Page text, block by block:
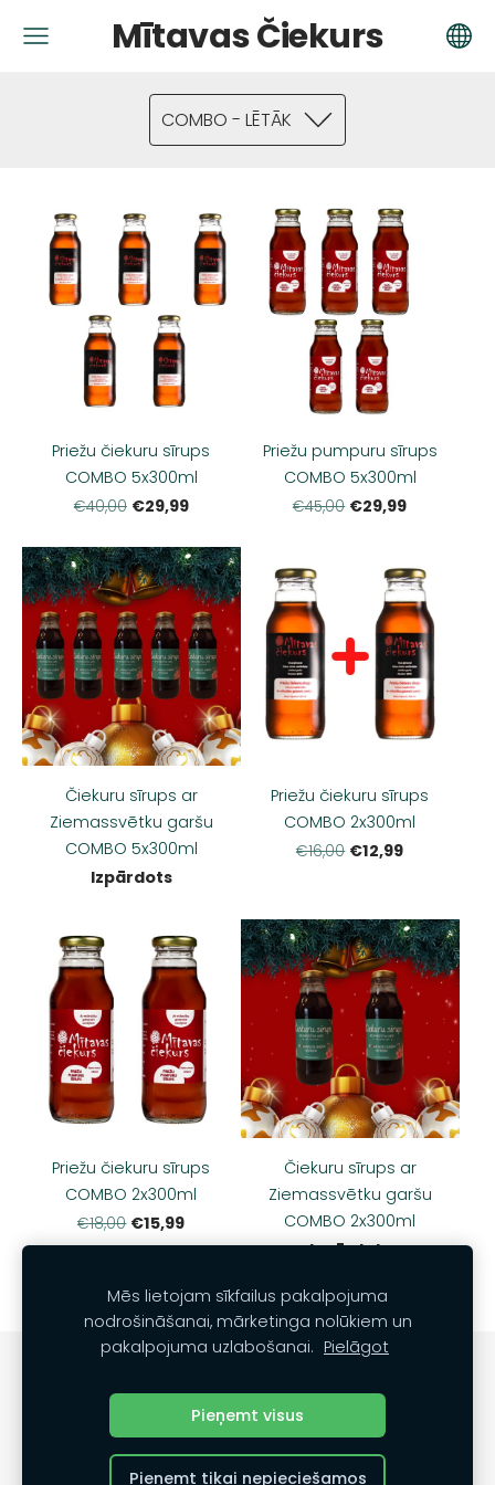
Mītavas Čiekurs
COMBO - LĒTĀK
Priežu čiekuru sīrups
COMBO 5x300ml
€40,00 €29,99
Priežu pumpuru sīrups
COMBO 5x300ml
€45,00 €29,99
Čiekuru sīrups ar
Ziemassvētku garšu
COMBO 5x300ml
Izpārdots
Priežu čiekuru sīrups
COMBO 2x300ml
€16,00 €12,99
Priežu čiekuru sīrups
COMBO 2x300ml
€18,00 €15,99
Čiekuru sīrups ar
Ziemassvētku garšu
COMBO 2x300ml
Izpārdots
Veidots arMozello- labo mājas lapu ģeneratoru.
Mēs lietojam sīkfailus pakalpojuma
nodrošināšanai, mārketinga nolūkiem un
pakalpojuma uzlabošanai. Pielāgot
Pieņemt visus
Pieņemt tikai nepieciešamos